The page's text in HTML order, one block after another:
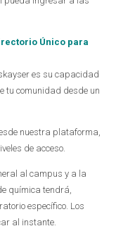
Único para
es su capacidad
tu comunidad desde un
nuestra plataforma,
de acceso.
al campus y a la
química tendrá,
específico. Los
al instante.